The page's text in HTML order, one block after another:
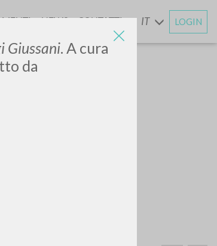
Giussani. A cura
da
ENEWS CONTATTI IT LOGIN